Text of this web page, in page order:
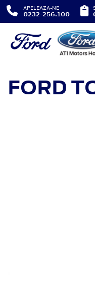
APELEAZA-NE
0232-256.100
FORD